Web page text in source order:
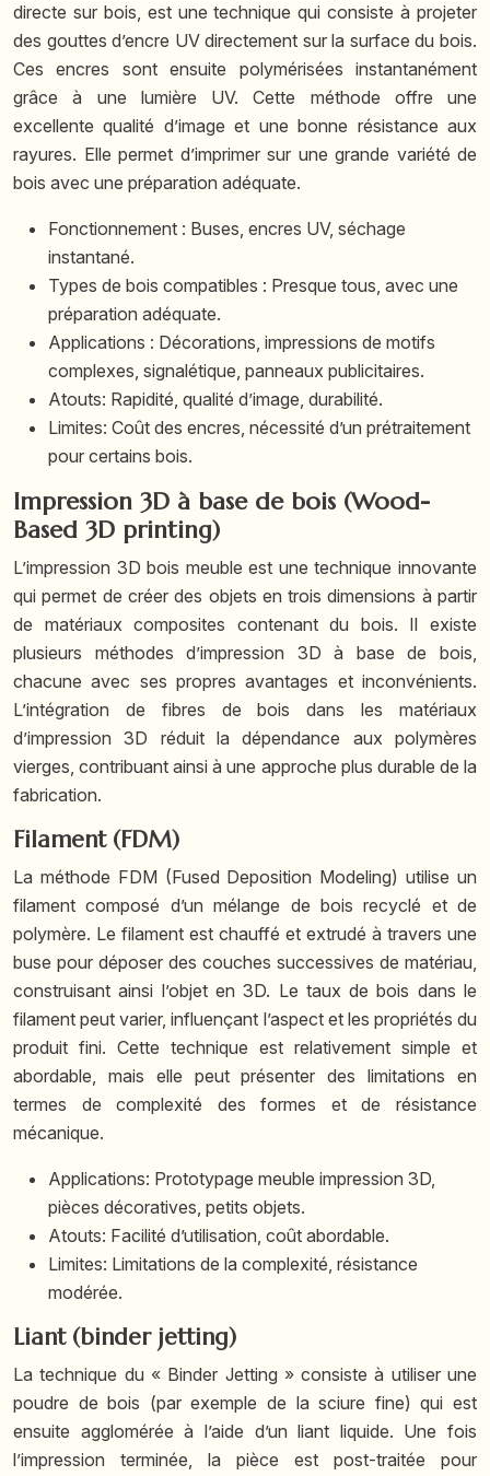
directe sur bois, est une technique qui consiste à projeter
des gouttes d’encre UV directement sur la surface du bois.
Ces encres sont ensuite polymérisées instantanément
grâce à une lumière UV. Cette méthode offre une
excellente qualité d’image et une bonne résistance aux
rayures. Elle permet d’imprimer sur une grande variété de
bois avec une préparation adéquate.
Fonctionnement : Buses, encres UV, séchage
instantané.
Types de bois compatibles : Presque tous, avec une
préparation adéquate.
Applications : Décorations, impressions de motifs
complexes, signalétique, panneaux publicitaires.
Atouts: Rapidité, qualité d’image, durabilité.
Limites: Coût des encres, nécessité d’un prétraitement
pour certains bois.
Impression 3D à base de bois (Wood-
Based 3D printing)
L’impression 3D bois meuble est une technique innovante
qui permet de créer des objets en trois dimensions à partir
de matériaux composites contenant du bois. Il existe
plusieurs méthodes d’impression 3D à base de bois,
chacune avec ses propres avantages et inconvénients.
L’intégration de fibres de bois dans les matériaux
d’impression 3D réduit la dépendance aux polymères
vierges, contribuant ainsi à une approche plus durable de la
fabrication.
Filament (FDM)
La méthode FDM (Fused Deposition Modeling) utilise un
filament composé d’un mélange de bois recyclé et de
polymère. Le filament est chauffé et extrudé à travers une
buse pour déposer des couches successives de matériau,
construisant ainsi l’objet en 3D. Le taux de bois dans le
filament peut varier, influençant l’aspect et les propriétés du
produit fini. Cette technique est relativement simple et
abordable, mais elle peut présenter des limitations en
termes de complexité des formes et de résistance
mécanique.
Applications: Prototypage meuble impression 3D,
pièces décoratives, petits objets.
Atouts: Facilité d’utilisation, coût abordable.
Limites: Limitations de la complexité, résistance
modérée.
Liant (binder jetting)
La technique du « Binder Jetting » consiste à utiliser une
poudre de bois (par exemple de la sciure fine) qui est
ensuite agglomérée à l’aide d’un liant liquide. Une fois
l’impression terminée, la pièce est post-traitée pour